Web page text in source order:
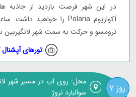
در این شهر فرصت بازدید از جاذبه
ترومسو و حرکت به سمت شهر لانگیربین
تورهای
روز 7
محل: روی آب در مسیر شهر
سوالبارد نروژ